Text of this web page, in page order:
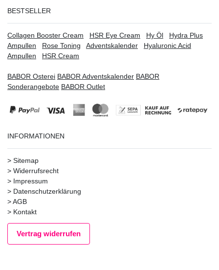
BESTSELLER
Collagen Booster Cream HSR Eye Cream Hy Öl
Hydra Plus
Ampullen
Rose Toning Adventskalender
Hyaluronic Acid
Ampullen
HSR Cream
BABOR Osterei BABOR Adventskalender BABOR
Sonderangebote BABOR Outlet
INFORMATIONEN
> Sitemap
> Widerrufsrecht
> Impressum
> Datenschutzerklärung
>AGB
> Kontakt
Vertrag widerrufen